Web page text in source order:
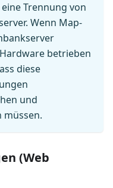
Trennung von
Wenn Map-
betrieben
diese
und
(Web